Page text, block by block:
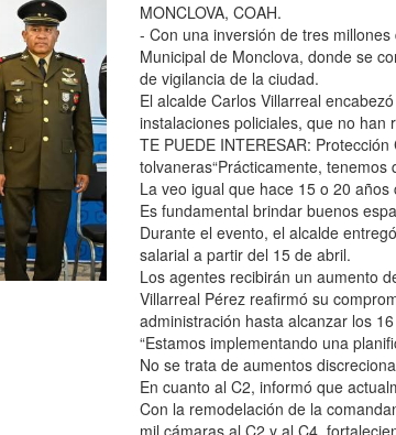
MONCLOVA, COAH.
- Con una inversión de tres
Municipal de Monclova, donde se
de vigilancia de la ciudad.
El alcalde Carlos Villarreal
instalaciones policiales, que no han
TE PUEDE INTERESAR:
tolvaneras“Prácticamente,
La veo igual que hace 15 o 20
Es fundamental brindar buenos
Durante el evento, el alcalde
salarial a partir del 15 de abril.
Los agentes recibirán un aumento
Villarreal Pérez reafirmó su
administración hasta alcanzar los
“Estamos implementando una
No se trata de aumentos
En cuanto al C2, informó que
Con la remodelación de la
mil cámaras al C2 y al C4,